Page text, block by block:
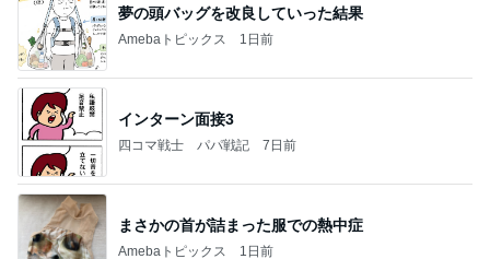
夢の頭バッグを改良していった結果
Amebaトピックス 1日前
インターン面接3
四コマ戦士 パパ戦記 7日前
まさかの首が詰まった服での熱中症
Amebaトピックス 1日前